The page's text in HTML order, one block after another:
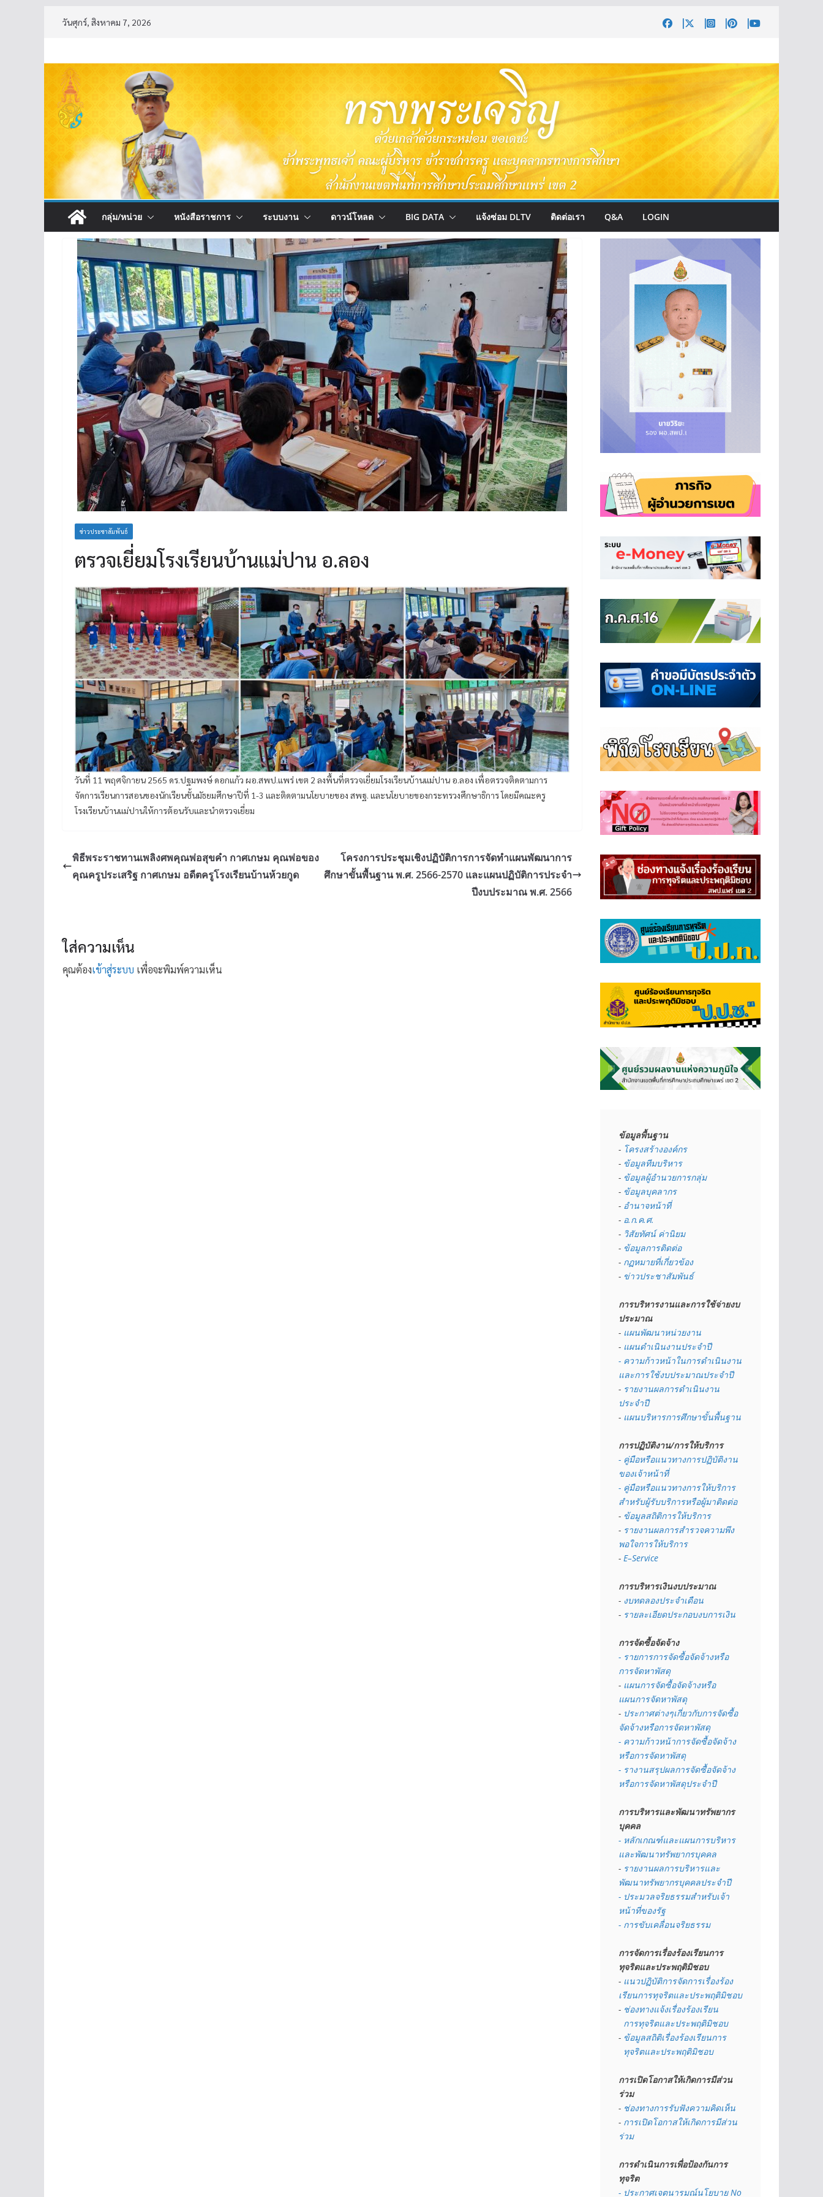
วันศุกร์, สิงหาคม 7, 2026
กลุ่ม/หน่วย หนังสือราชการ ระบบงาน ดาวน์โหลด BIG DATA แจ้งซ่อม DLTV ติดต่อเรา Q&A LOGIN
ข่าวประชาสัมพันธ์
ตรวจเยี่ยมโรงเรียนบ้านแม่ปาน อ.ลอง
วันที่ 11 พฤศจิกายน 2565 ดร.ปฐมพงษ์ ดอกแก้ว ผอ.สพป.แพร่ เขต 2 ลงพื้นที่ตรวจเยี่ยมโรงเรียนบ้านแม่ปาน อ.ลอง เพื่อตรวจติดตามการ
จัดการเรียนการสอนของนักเรียนชั้นมัธยมศึกษาปีที่ 1-3 และติดตามนโยบายของ สพฐ. และนโยบายของกระทรวงศึกษาธิการ โดยมีคณะครู
โรงเรียนบ้านแม่ปานให้การต้อนรับและนำตรวจเยี่ยม
พิธีพระราชทานเพลิงศพคุณพ่อสุขคำ กาศเกษม คุณพ่อของ
คุณครูประเสริฐ กาศเกษม อดีตครูโรงเรียนบ้านห้วยกูด
โครงการประชุมเชิงปฏิบัติการการจัดทำแผนพัฒนาการ
ศึกษาขั้นพื้นฐาน พ.ศ. 2566-2570 และแผนปฏิบัติการประจำ
ปีงบประมาณ พ.ศ. 2566
ใส่ความเห็น
คุณต้องเข้าสู่ระบบ เพื่อจะพิมพ์ความเห็น
ข้อมูลพื้นฐาน
- โครงสร้างองค์กร
- ข้อมูลทีมบริหาร
- ข้อมูลผู้อำนวยการกลุ่ม
- ข้อมูลบุคลากร
- อำนาจหน้าที่
- อ.ก.ค.ศ.
- วิสัยทัศน์ ค่านิยม
- ข้อมูลการติดต่อ
- กฏหมายที่เกี่ยวข้อง
- ข่าวประชาสัมพันธ์
การบริหารงานและการใช้จ่ายงบ
ประมาณ
- แผนพัฒนาหน่วยงาน
- แผนดำเนินงานประจำปี
- ความก้าวหน้าในการดำเนินงาน
และการใช้งบประมาณประจำปี
- รายงานผลการดำเนินงาน
ประจำปี
- แผนบริหารการศึกษาขั้นพื้นฐาน
การปฏิบัติงาน/การให้บริการ
- คู่มือหรือแนวทางการปฏิบัติงาน
ของเจ้าหน้าที่
- คู่มือหรือแนวทางการให้บริการ
สำหรับผู้รับบริการหรือผู้มาติดต่อ
- ข้อมูลสถิติการให้บริการ
- รายงานผลการสำรวจความพึง
พอใจการให้บริการ
- E–Service
การบริหารเงินงบประมาณ
- งบทดลองประจำเดือน
- รายละเอียดประกอบงบการเงิน
การจัดซื้อจัดจ้าง
- รายการการจัดซื้อจัดจ้างหรือ
การจัดหาพัสดุ
- แผนการจัดซื้อจัดจ้างหรือ
แผนการจัดหาพัสดุ
- ประกาศต่างๆเกี่ยวกับการจัดซื้อ
จัดจ้างหรือการจัดหาพัสดุ
- ความก้าวหน้าการจัดซื้อจัดจ้าง
หรือการจัดหาพัสดุ
- รางานสรุปผลการจัดซื้อจัดจ้าง
หรือการจัดหาพัสดุประจำปี
การบริหารและพัฒนาทรัพยากร
บุคคล
- หลักเกณฑ์และแผนการบริหาร
และพัฒนาทรัพยากรบุคคล
- รายงานผลการบริหารและ
พัฒนาทรัพยากรบุคคลประจำปี
- ประมวลจริยธรรมสำหรับเจ้า
หน้าที่ของรัฐ
- การขับเคลื่อนจริยธรรม
การจัดการเรื่องร้องเรียนการ
ทุจริตและประพฤติมิชอบ
- แนวปฏิบัติการจัดการเรื่องร้อง
เรียนการทุจริตและประพฤติมิชอบ
- ช่องทางแจ้งเรื่องร้องเรียน
  การทุจริตและประพฤติมิชอบ
- ข้อมูลสถิติเรื่องร้องเรียนการ
  ทุจริตและประพฤติมิชอบ
การเปิดโอกาสให้เกิดการมีส่วน
ร่วม
- ช่องทางการรับฟังความคิดเห็น
- การเปิดโอกาสให้เกิดการมีส่วน
ร่วม
การดำเนินการเพื่อป้องกันการ
ทุจริต
- ประกาศเจตนารมณ์นโยบาย No